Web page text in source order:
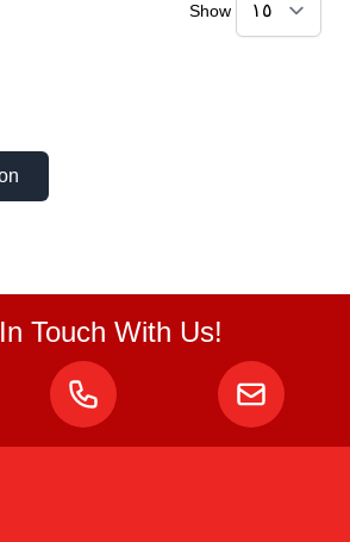
Show
Touch With Us!